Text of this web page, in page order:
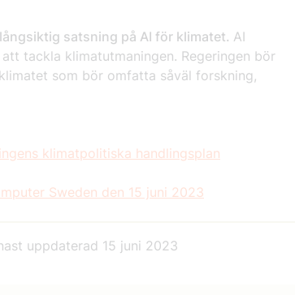
satsning på AI för klimatet. AI
tackla klimatutmaningen. Regeringen bör
som bör omfatta såväl forskning,
klimatpolitiska handlingsplan
Sweden den 15 juni 2023
uppdaterad 15 juni 2023